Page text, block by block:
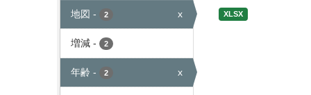
地図 - 2 x
増減 - 2
年齢 - 2 x
XLSX